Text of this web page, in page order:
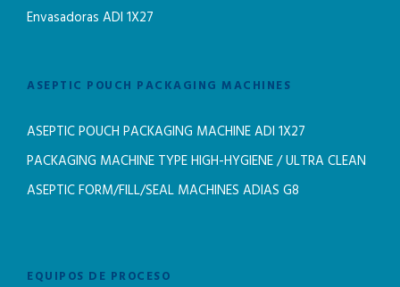
Envasadoras ADI 1X27
ASEPTIC POUCH PACKAGING MACHINES
ASEPTIC POUCH PACKAGING MACHINE ADI 1X27
PACKAGING MACHINE TYPE HIGH-HYGIENE / ULTRA CLEAN
ASEPTIC FORM/FILL/SEAL MACHINES ADIAS G8
EQUIPOS DE PROCESO